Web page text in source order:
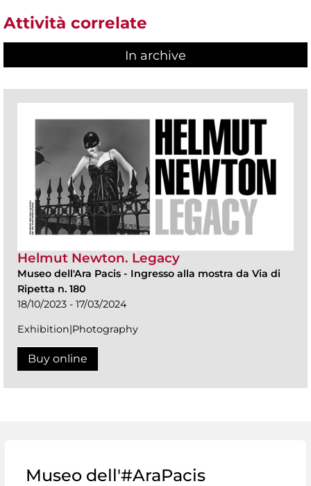
Attività correlate
In archive
Helmut Newton. Legacy
Museo dell'Ara Pacis - Ingresso alla mostra da Via di
Ripetta n. 180
18/10/2023 - 17/03/2024
Exhibition|Photography
Buy online
Museo dell'#AraPacis